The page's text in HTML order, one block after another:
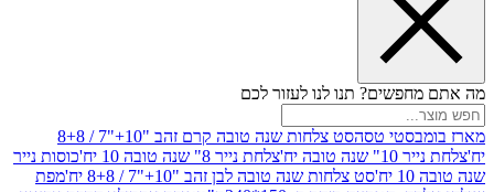
תנו לנו לעזור לכם
טסה
סט צלחות שנה טובה קרם זהב "10+"7 / 8+8
יח'
צלחת נייר 8" שנה טובה 10 יח'
כוסות נייר
סט צלחות שנה טובה לבן זהב "10+"7 / 8+8 יח'
מפת